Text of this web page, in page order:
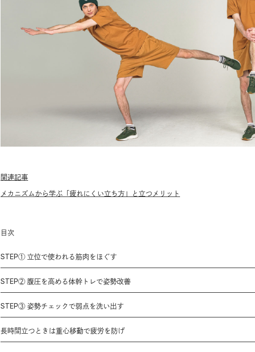
関連記事
メカニズムから学ぶ「疲れにくい立ち方」と立つメリット
目次
STEP① 立位で使われる筋肉をほぐす
STEP② 腹圧を高める体幹トレで姿勢改善
STEP③ 姿勢チェックで弱点を洗い出す
長時間立つときは重心移動で疲労を防げ